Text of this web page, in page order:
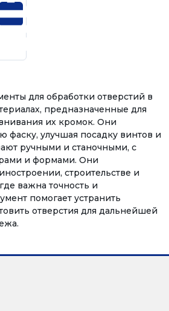
для обработки отверстий в
предназначенные для
их кромок. Они
фаску, улучшая посадку винтов и
ручными и станочными, с
и формами. Они
строительстве и
важна точность и
помогает устранить
отверстия для дальнейшей